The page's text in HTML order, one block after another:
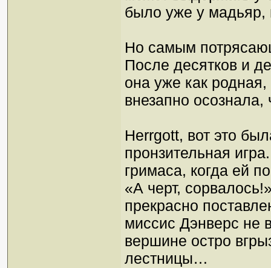
было уже у
Но самым
После десятков и
она уже как родная,
внезапно
Herrgott, вот это
пронзительная
гримаса, когда ей
«А черт,
прекрасно
миссис Дэнверс не
вершине остро
лестницы…